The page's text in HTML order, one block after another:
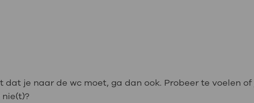
je naar de wc moet, ga dan ook. Probeer te voelen
nie(t)?